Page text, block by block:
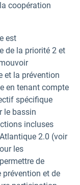
coopération
est
de la priorité 2 et
et la prévention
en tenant compte
spécifique
le bassin
incluses
2.0 (voir
les
de
prévention et de